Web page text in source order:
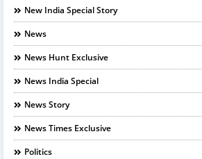
New India Special Story
News
News Hunt Exclusive
News India Special
News Story
News Times Exclusive
Politics